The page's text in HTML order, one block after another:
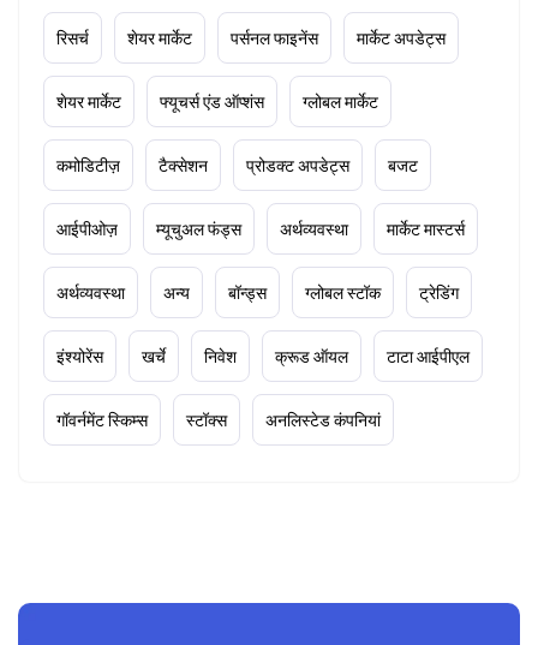
रिसर्च शेयर मार्केट पर्सनल फाइनेंस मार्केट अपडेट्स
शेयर मार्केट फ्यूचर्स एंड ऑप्शंस ग्लोबल मार्केट
कमोडिटीज़ टैक्सेशन प्रोडक्ट अपडेट्स बजट
आईपीओज़ म्यूचुअल फंड्स अर्थव्यवस्था मार्केट मास्टर्स
अर्थव्यवस्था अन्य बॉन्ड्स ग्लोबल स्टॉक ट्रेडिंग
इंश्योरेंस खर्चे निवेश क्रूड ऑयल टाटा आईपीएल
गॉवर्नमेंट स्किम्स स्टॉक्स अनलिस्टेड कंपनियां